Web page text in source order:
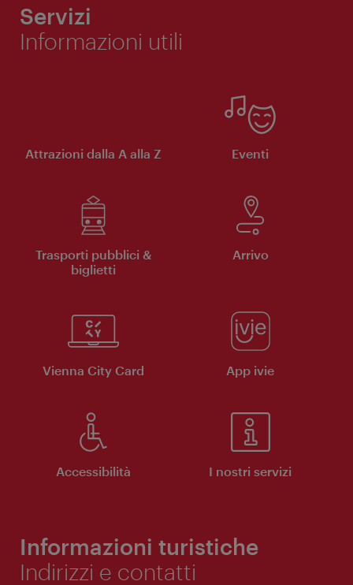
Servizi
Informazioni utili
Attrazioni dalla A alla Z Eventi
Trasporti pubblici &
biglietti
Arrivo
Vienna City Card App ivie
Accessibilità I nostri servizi
Informazioni turistiche
Indirizzi e contatti